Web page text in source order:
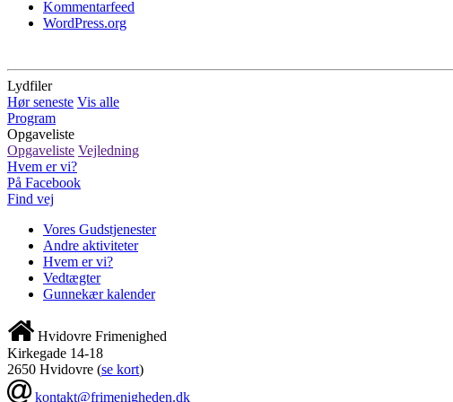
Kommentarfeed
WordPress.org
Lydfiler
Hør seneste Vis alle
Program
Opgaveliste
Opgaveliste Vejledning
Hvem er vi?
På Facebook
Find vej
Vores Gudstjenester
Andre aktiviteter
Hvem er vi?
Vedtægter
Gunnekær kalender
Hvidovre Frimenighed
Kirkegade 14-18
2650 Hvidovre (se kort)
kontakt@frimenigheden.dk